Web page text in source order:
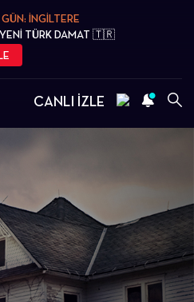
İNGİLTERE
YENİ TÜRK DAMAT 🇹🇷
CANLI İZLE